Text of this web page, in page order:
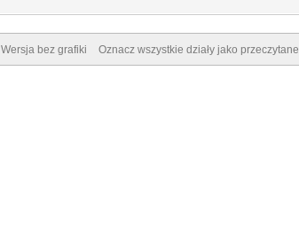
Wersja bez grafiki Oznacz wszystkie działy jako przeczytane